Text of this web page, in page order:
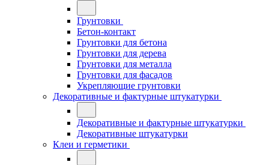
Грунтовки
Бетон-контакт
Грунтовки для бетона
Грунтовки для дерева
Грунтовки для металла
Грунтовки для фасадов
Укрепляющие грунтовки
Декоративные и фактурные штукатурки
Декоративные и фактурные штукатурки
Декоративные штукатурки
Клеи и герметики